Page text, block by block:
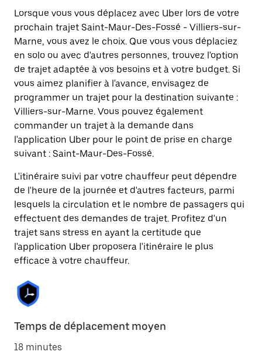
Lorsque vous vous déplacez avec Uber lors de votre
prochain trajet Saint-Maur-Des-Fossé - Villiers-sur-
Marne, vous avez le choix. Que vous vous déplaciez
en solo ou avec d'autres personnes, trouvez l'option
de trajet adaptée à vos besoins et à votre budget. Si
vous aimez planifier à l'avance, envisagez de
programmer un trajet pour la destination suivante :
Villiers-sur-Marne. Vous pouvez également
commander un trajet à la demande dans
l'application Uber pour le point de prise en charge
suivant : Saint-Maur-Des-Fossé.
L'itinéraire suivi par votre chauffeur peut dépendre
de l'heure de la journée et d'autres facteurs, parmi
lesquels la circulation et le nombre de passagers qui
effectuent des demandes de trajet. Profitez d'un
trajet sans stress en ayant la certitude que
l'application Uber proposera l'itinéraire le plus
efficace à votre chauffeur.
Temps de déplacement moyen
18 minutes